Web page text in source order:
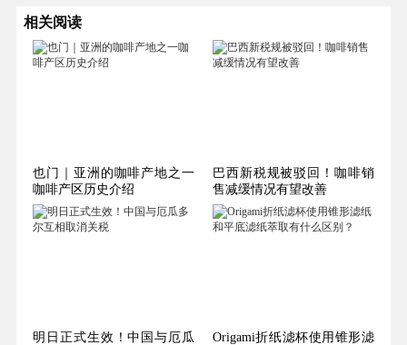
相关阅读
也门｜亚洲的咖啡产地之一
咖啡产区历史介绍
巴西新税规被驳回！咖啡销
售减缓情况有望改善
明日正式生效！中国与厄瓜
Origami折纸滤杯使用锥形滤